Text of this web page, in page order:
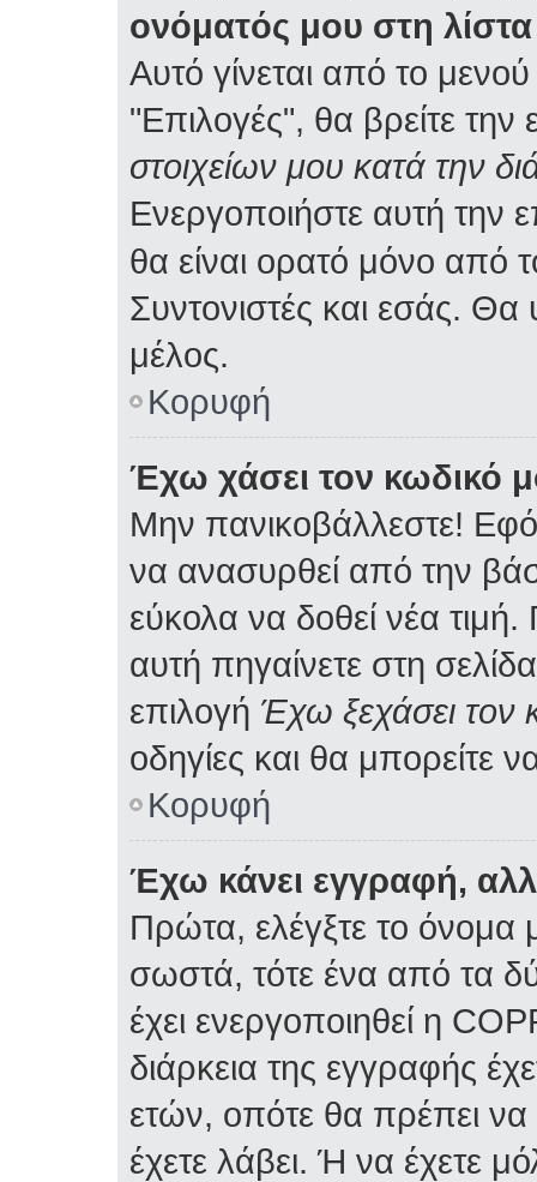
ονόματός μου στη
Αυτό γίνεται από το
"Επιλογές", θα βρείτε την
στοιχείων μου κατά την
Ενεργοποιήστε αυτή την
θα είναι ορατό μόνο από
Συντονιστές και εσάς.
μέλος.
Κορυφή
Έχω χάσει τον κωδικό
Μην πανικοβάλλεστε!
να ανασυρθεί από την
εύκολα να δοθεί νέα τιμή.
αυτή πηγαίνετε στη
επιλογή Έχω ξεχάσει τον
οδηγίες και θα μπορείτε
Κορυφή
Έχω κάνει εγγραφή,
Πρώτα, ελέγξτε το όνομα
σωστά, τότε ένα από τα
έχει ενεργοποιηθεί η
διάρκεια της εγγραφής
ετών, οπότε θα πρέπει να
έχετε λάβει. Ή να έχετε